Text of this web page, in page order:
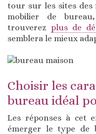
tour sur les sites des
mobilier de
trouverezplus de
semblera le mieux
Choisir les
bureau idéal
Les réponses à cet
émerger le type de